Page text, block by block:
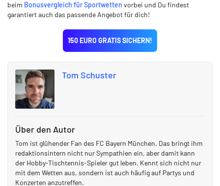
beim Bonusvergleich für Sportwetten vorbei und Du findest
garantiert auch das passende Angebot für dich!
150 EURO GRATIS SICHERN!
Tom Schuster
Über den Autor
Tom ist glühender Fan des FC Bayern München. Das bringt ihm
redaktionsintern nicht nur Sympathien ein, aber damit kann
der Hobby-Tischtennis-Spieler gut leben. Kennt sich nicht nur
mit dem Wetten aus, sondern ist auch häufig auf Partys und
Konzerten anzutreffen.